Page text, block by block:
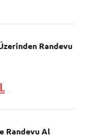
Randevu
Randevu Al